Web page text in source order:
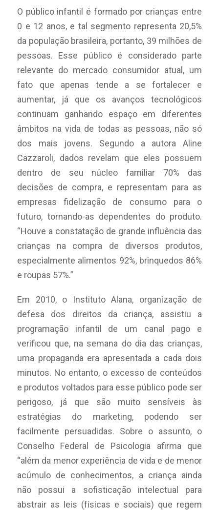
O público infantil é formado por crianças entre
0 e 12 anos, e tal segmento representa 20,5%
da população brasileira, portanto, 39 milhões de
pessoas. Esse público é considerado parte
relevante do mercado consumidor atual, um
fato que apenas tende a se fortalecer e
aumentar, já que os avanços tecnológicos
continuam ganhando espaço em diferentes
âmbitos na vida de todas as pessoas, não só
dos mais jovens. Segundo a autora Aline
Cazzaroli, dados revelam que eles possuem
dentro de seu núcleo familiar 70% das
decisões de compra, e representam para as
empresas fidelização de consumo para o
futuro, tornando-as dependentes do produto.
“Houve a constatação de grande influência das
crianças na compra de diversos produtos,
especialmente alimentos 92%, brinquedos 86%
e roupas 57%.”
Em 2010, o Instituto Alana, organização de
defesa dos direitos da criança, assistiu a
programação infantil de um canal pago e
verificou que, na semana do dia das crianças,
uma propaganda era apresentada a cada dois
minutos. No entanto, o excesso de conteúdos
e produtos voltados para esse público pode ser
perigoso, já que são muito sensíveis às
estratégias do marketing, podendo ser
facilmente persuadidas. Sobre o assunto, o
Conselho Federal de Psicologia afirma que
“além da menor experiência de vida e de menor
acúmulo de conhecimentos, a criança ainda
não possui a sofisticação intelectual para
abstrair as leis (físicas e sociais) que regem